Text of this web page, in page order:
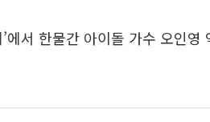
에서 한물간 아이돌 가수 오인영